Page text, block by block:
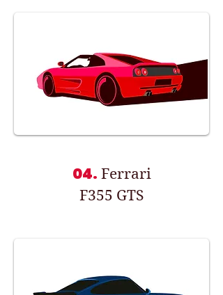
04. Ferrari
F355 GTS